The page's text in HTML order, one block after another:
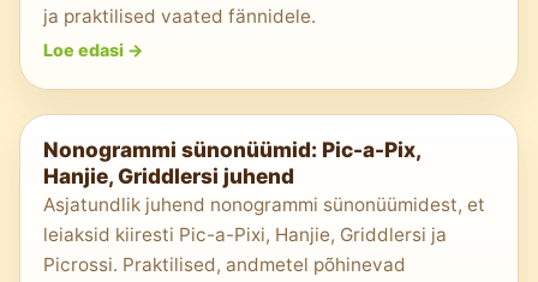
ja praktilised vaated fännidele.
Loe edasi ->
Nonogrammi sünonüümid: Pic-a-Pix,
Hanjie, Griddlersi juhend
Asjatundlik juhend nonogrammi sünonüümidest, et
leiaksid kiiresti Pic-a-Pixi, Hanjie, Griddlersi ja
Picrossi. Praktilised, andmetel põhinevad